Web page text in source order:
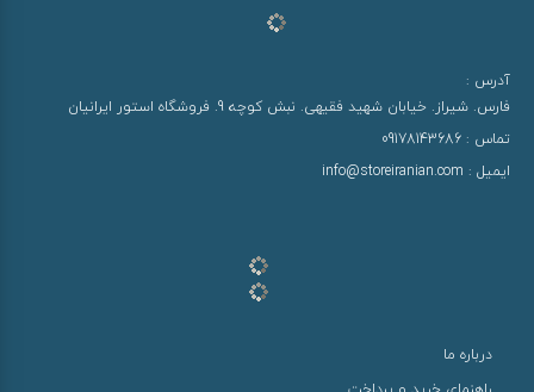
آدرس :
فارس. شیراز. خیابان شهید فقیهی. نبش کوچه 9. فروشگاه استور ایرانیان
تماس : 09178143686
ایمیل : info@storeiranian.com
درباره ما